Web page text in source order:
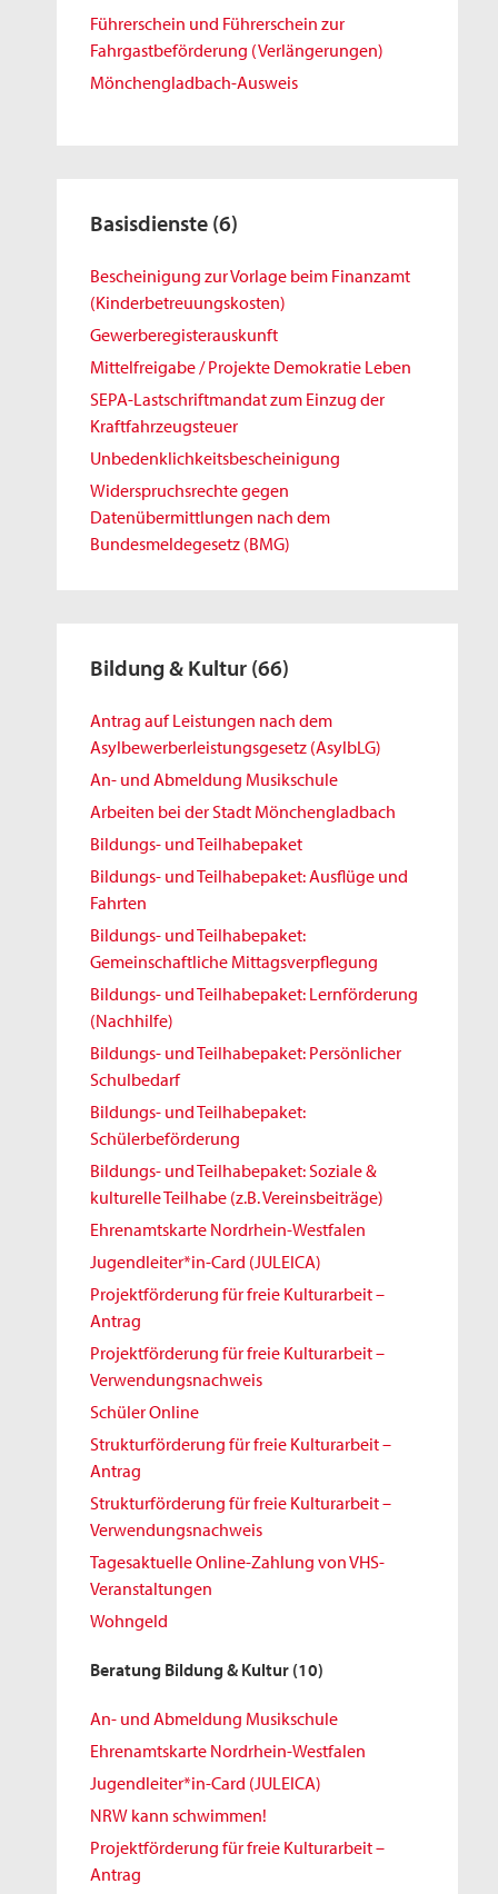
Führerschein und Führerschein zur
Fahrgastbeförderung (Verlängerungen)
Mönchengladbach-Ausweis
Basisdienste (6)
Bescheinigung zur Vorlage beim Finanzamt
(Kinderbetreuungskosten)
Gewerberegisterauskunft
Mittelfreigabe / Projekte Demokratie Leben
SEPA-Lastschriftmandat zum Einzug der
Kraftfahrzeugsteuer
Unbedenklichkeitsbescheinigung
Widerspruchsrechte gegen
Datenübermittlungen nach dem
Bundesmeldegesetz (BMG)
Bildung & Kultur (66)
Antrag auf Leistungen nach dem
Asylbewerberleistungsgesetz (AsylbLG)
An- und Abmeldung Musikschule
Arbeiten bei der Stadt Mönchengladbach
Bildungs- und Teilhabepaket
Bildungs- und Teilhabepaket: Ausflüge und
Fahrten
Bildungs- und Teilhabepaket:
Gemeinschaftliche Mittagsverpflegung
Bildungs- und Teilhabepaket: Lernförderung
(Nachhilfe)
Bildungs- und Teilhabepaket: Persönlicher
Schulbedarf
Bildungs- und Teilhabepaket:
Schülerbeförderung
Bildungs- und Teilhabepaket: Soziale &
kulturelle Teilhabe (z.B. Vereinsbeiträge)
Ehrenamtskarte Nordrhein-Westfalen
Jugendleiter*in-Card (JULEICA)
Projektförderung für freie Kulturarbeit –
Antrag
Projektförderung für freie Kulturarbeit –
Verwendungsnachweis
Schüler Online
Strukturförderung für freie Kulturarbeit –
Antrag
Strukturförderung für freie Kulturarbeit –
Verwendungsnachweis
Tagesaktuelle Online-Zahlung von VHS-
Veranstaltungen
Wohngeld
Beratung Bildung & Kultur (10)
An- und Abmeldung Musikschule
Ehrenamtskarte Nordrhein-Westfalen
Jugendleiter*in-Card (JULEICA)
NRW kann schwimmen!
Projektförderung für freie Kulturarbeit –
Antrag